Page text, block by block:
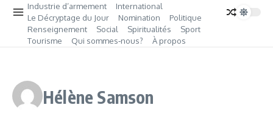
Industrie d’armement
International
Le Décryptage du Jour
Nomination
Politique
Renseignement
Social Spiritualités
Sport
Tourisme
Qui sommes‑nous? À propos
Hélène Samson